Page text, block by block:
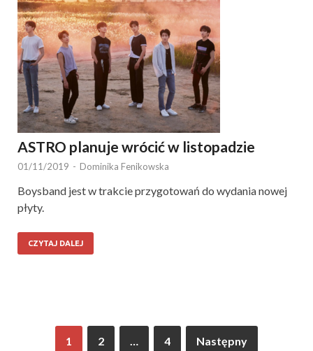
ASTRO planuje wrócić w listopadzie
01/11/2019 - Dominika Fenikowska
Boysband jest w trakcie przygotowań do wydania nowej
płyty.
CZYTAJ DALEJ
1 2 … 4 Następny